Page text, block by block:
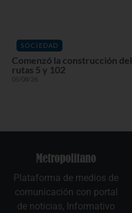
SOCIEDAD
Comenzó la construcción
rutas 5 y 102
05/08/26
Plataforma de medios de
comunicación con portal
de noticias, Informativo